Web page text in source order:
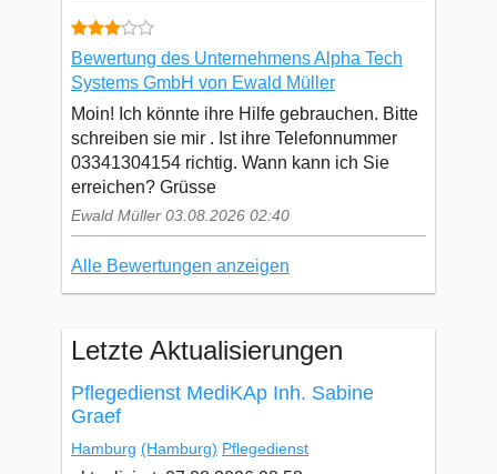
Bewertung des Unternehmens Alpha Tech
Systems GmbH von Ewald Müller
Moin! Ich könnte ihre Hilfe gebrauchen. Bitte
schreiben sie mir . Ist ihre Telefonnummer
03341304154 richtig. Wann kann ich Sie
erreichen? Grüsse
Ewald Müller 03.08.2026 02:40
Alle Bewertungen anzeigen
Letzte Aktualisierungen
Pflegedienst MediKAp Inh. Sabine
Graef
Hamburg (Hamburg) Pflegedienst